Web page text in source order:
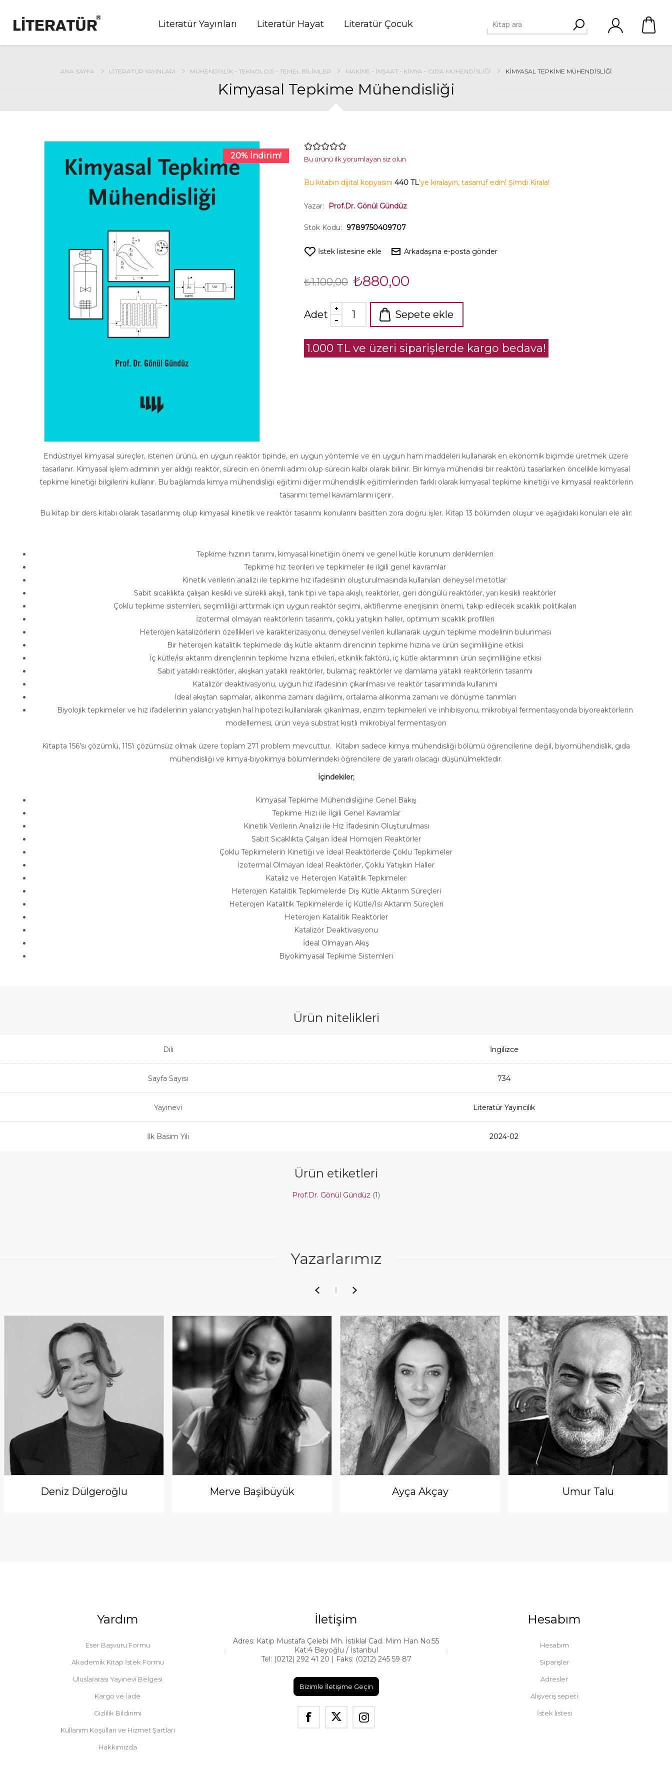
Literatür Yayınları Literatür Hayat Literatür Çocuk
ANA SAYFA LITERATÜR YAYINLARI MÜHENDISLIK - TEKNOLOJI - TEMEL BILIMLER MAKINE - İNŞAAT - KIMYA - GIDA MÜHENDISLIĞI KIMYASAL TEPKIME MÜHENDISLIĞI
Kimyasal Tepkime Mühendisliği
20% İndirim! Bu ürünü ilk yorumlayan siz olun
Bu kitabın dijital kopyasını 440 TL'ye kiralayın, tasarruf edin! Şimdi Kirala!
Yazar: Prof.Dr. Gönül Gündüz
Stok Kodu: 9789750409707
İstek listesine ekle Arkadaşına e-posta gönder
₺1.100,00 ₺880,00
Adet Sepete ekle
1.000 TL ve üzeri siparişlerde kargo bedava!
Endüstriyel kimyasal süreçler, istenen ürünü, en uygun reaktör tipinde, en uygun yöntemle ve en uygun ham maddeleri kullanarak en ekonomik biçimde üretmek üzere
tasarlanır. Kimyasal işlem adımının yer aldığı reaktör, sürecin en önemli adımı olup sürecin kalbi olarak bilinir. Bir kimya mühendisi bir reaktörü tasarlarken öncelikle kimyasal
tepkime kinetiği bilgilerini kullanır. Bu bağlamda kimya mühendisliği eğitimi diğer mühendislik eğitimlerinden farklı olarak kimyasal tepkime kinetiği ve kimyasal reaktörlerin
tasarımı temel kavramlarını içerir.
Bu kitap bir ders kitabı olarak tasarlanmış olup kimyasal kinetik ve reaktör tasarımı konularını basitten zora doğru işler. Kitap 13 bölümden oluşur ve aşağıdaki konuları ele alır:
Tepkime hızının tanımı, kimyasal kinetiğin önemi ve genel kütle korunum denklemleri
Tepkime hız teorileri ve tepkimeler ile ilgili genel kavramlar
Kinetik verilerin analizi ile tepkime hız ifadesinin oluşturulmasında kullanılan deneysel metotlar
Sabit sıcaklıkta çalışan kesikli ve sürekli akışlı, tank tipi ve tapa akışlı, reaktörler, geri döngülü reaktörler, yarı kesikli reaktörler
Çoklu tepkime sistemleri, seçimliliği arttırmak için uygun reaktör seçimi, aktiflenme enerjisinin önemi, takip edilecek sıcaklık politikaları
İzotermal olmayan reaktörlerin tasarımı, çoklu yatışkın haller, optimum sıcaklık profilleri
Heterojen katalizörlerin özellikleri ve karakterizasyonu, deneysel verileri kullanarak uygun tepkime modelinin bulunması
Bir heterojen katalitik tepkimede dış kütle aktarım direncinin tepkime hızına ve ürün seçimliliğine etkisi
İç kütle/ısı aktarım dirençlerinin tepkime hızına etkileri, etkinlik faktörü, iç kütle aktarımının ürün seçimliliğine etkisi
Sabit yataklı reaktörler, akışkan yataklı reaktörler, bulamaç reaktörler ve damlama yataklı reaktörlerin tasarımı
Katalizör deaktivasyonu, uygun hız ifadesinin çıkarılması ve reaktör tasarımında kullanımı
İdeal akıştan sapmalar, alıkonma zamanı dağılımı, ortalama alıkonma zamanı ve dönüşme tanımları
Biyolojik tepkimeler ve hız ifadelerinin yalancı yatışkın hal hipotezi kullanılarak çıkarılması, enzim tepkimeleri ve inhibisyonu, mikrobiyal fermentasyonda biyoreaktörlerin
modellemesi, ürün veya substrat kısıtlı mikrobiyal fermentasyon
Kitapta 156’sı çözümlü, 115’i çözümsüz olmak üzere toplam 271 problem mevcuttur. Kitabın sadece kimya mühendisliği bölümü öğrencilerine değil, biyomühendislik, gıda
mühendisliği ve kimya-biyokimya bölümlerindeki öğrencilere de yararlı olacağı düşünülmektedir.
İçindekiler;
Kimyasal Tepkime Mühendisliğine Genel Bakış
Tepkime Hızı ile İlgili Genel Kavramlar
Kinetik Verilerin Analizi ile Hız İfadesinin Oluşturulması
Sabit Sıcaklıkta Çalışan İdeal Homojen Reaktörler
Çoklu Tepkimelerin Kinetiği ve İdeal Reaktörlerde Çoklu Tepkimeler
İzotermal Olmayan İdeal Reaktörler, Çoklu Yatışkın Haller
Kataliz ve Heterojen Katalitik Tepkimeler
Heterojen Katalitik Tepkimelerde Dış Kütle Aktarım Süreçleri
Heterojen Katalitik Tepkimelerde İç Kütle/Isı Aktarım Süreçleri
Heterojen Katalitik Reaktörler
Katalizör Deaktivasyonu
İdeal Olmayan Akış
Biyokimyasal Tepkime Sistemleri
Ürün nitelikleri
Dili İngilizce
Sayfa Sayısı 734
Yayınevi Literatür Yayıncılık
İlk Basım Yılı 2024-02
Ürün etiketleri
Prof.Dr. Gönül Gündüz (1)
Yazarlarımız
Deniz Dülgeroğlu Merve Başibüyük Ayça Akçay Umur Talu
Yardım
Eser Başvuru Formu
Akademik Kitap İstek Formu
Uluslararası Yayınevi Belgesi
Kargo ve İade
Gizlilik Bildirimi
Kullanım Koşulları ve Hizmet Şartları
Hakkımızda
İletişim
Adres: Katip Mustafa Çelebi Mh. İstiklal Cad. Mim Han No:55
Kat:4 Beyoğlu / İstanbul
Tel: (0212) 292 41 20 | Faks: (0212) 245 59 87
Bizimle İletişime Geçin
Hesabım
Hesabım
Siparişler
Adresler
Alışveriş sepeti
İstek listesi